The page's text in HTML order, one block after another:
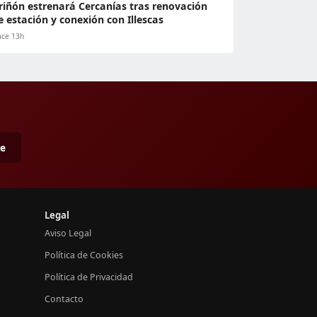
estrenará Cercanías tras renovación
estación y conexión con Illescas
13h
Legal
Aviso Legal
Política de Cookies
Política de Privacidad
Contacto